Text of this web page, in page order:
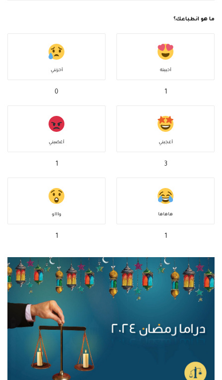
ما هو انطباعك؟
أحببته
1
أحزنني
0
أعجبني
3
أغضبني
1
هاهاها
1
واااو
1